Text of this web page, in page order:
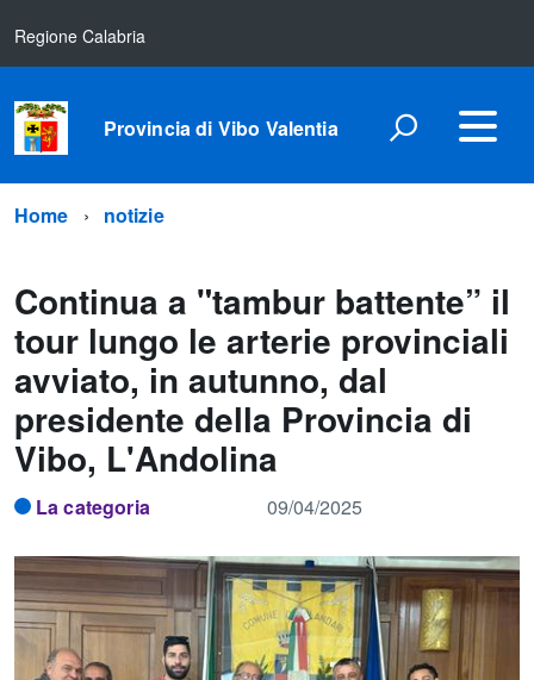
Regione Calabria
Provincia di Vibo Valentia
Home notizie
Continua a "tambur battente” il
tour lungo le arterie provinciali
avviato, in autunno, dal
presidente della Provincia di
Vibo, L'Andolina
La categoria 09/04/2025